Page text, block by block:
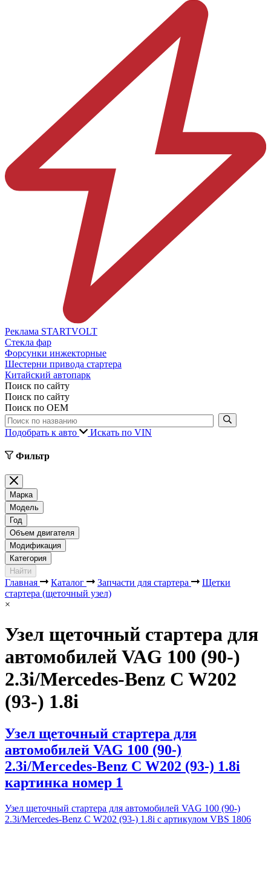
Реклама STARTVOLT
Стекла фар
Форсунки инжекторные
Шестерни привода стартера
Китайский автопарк
Поиск по сайту
Поиск по сайту
Поиск по ОЕМ
Подобрать к авто Искать по VIN
Фильтр
Марка
Модель
Год
Объем двигателя
Модификация
Категория
Найти
Главная Каталог Запчасти для стартера
Щетки
стартера (щеточный узел)
×
Узел щеточный стартера для
автомобилей VAG 100 (90-)
2.3i/Mercedes-Benz C W202
(93-) 1.8i
Узел щеточный стартера для
автомобилей VAG 100 (90-)
2.3i/Mercedes-Benz C W202 (93-) 1.8i
картинка номер 1
Узел щеточный стартера для автомобилей VAG 100 (90-)
2.3i/Mercedes-Benz C W202 (93-) 1.8i с артикулом VBS 1806